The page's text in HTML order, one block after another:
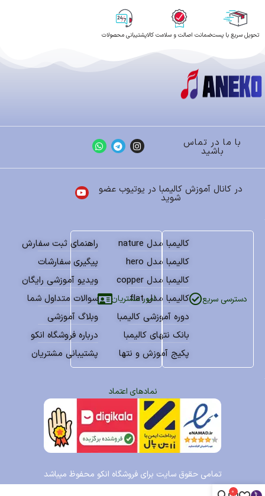
تحویل سریع با پستضمانت اصالت و سلامت کالاپشتیبانی محصولات
با ما در تماس
باشید
در کانال آموزش کالیمبا در یوتیوب عضو
شوید
دسترسی سریع
کالیمبا مدل nature
کالیمبا مدل hero
کالیمبا مدل copper
کالیمبا مدل flat
دوره آموزشی کالیمبا
بانک نتهای کالیمبا
پکیج آموزش و نتها
امور مشتریان
راهنمای ثبت سفارش
پیگیری سفارشات
ویدیو آموزشی رایگان
سوالات متداول شما
وبلاگ آموزشی
درباره فروشگاه انکو
پشتیبانی مشتریان
نمادهای اعتماد
تمامی حقوق سایت برای فروشگاه انکو محفوظ میباشد
0